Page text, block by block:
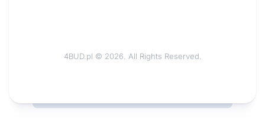
4BUD.pl © 2026. All Rights Reserved.